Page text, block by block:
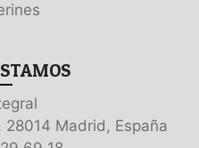
Madrid, España